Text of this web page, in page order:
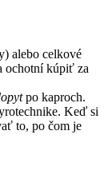
alebo celkové
ochotní kúpiť za
po kaproch.
Keď si
to, po čom je